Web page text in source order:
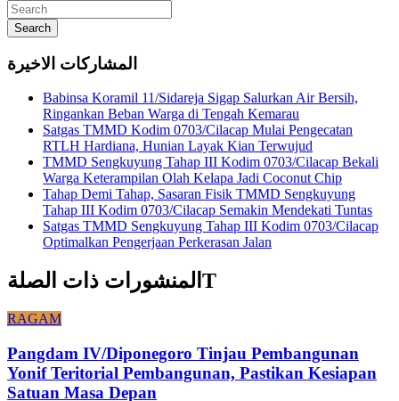
Search
المشاركات الاخيرة
Babinsa Koramil 11/Sidareja Sigap Salurkan Air Bersih,
Ringankan Beban Warga di Tengah Kemarau
Satgas TMMD Kodim 0703/Cilacap Mulai Pengecatan
RTLH Hardiana, Hunian Layak Kian Terwujud
TMMD Sengkuyung Tahap III Kodim 0703/Cilacap Bekali
Warga Keterampilan Olah Kelapa Jadi Coconut Chip
Tahap Demi Tahap, Sasaran Fisik TMMD Sengkuyung
Tahap III Kodim 0703/Cilacap Semakin Mendekati Tuntas
Satgas TMMD Sengkuyung Tahap III Kodim 0703/Cilacap
Optimalkan Pengerjaan Perkerasan Jalan
المنشورات ذات الصلةT
RAGAM
Pangdam IV/Diponegoro Tinjau Pembangunan
Yonif Teritorial Pembangunan, Pastikan Kesiapan
Satuan Masa Depan